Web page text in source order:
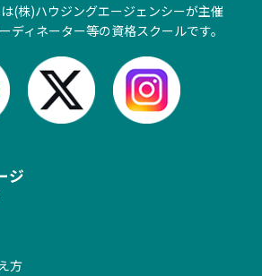
(株)ハウジングエージェンシーが主催
ディネーター等の資格スクールです。
ジ
方